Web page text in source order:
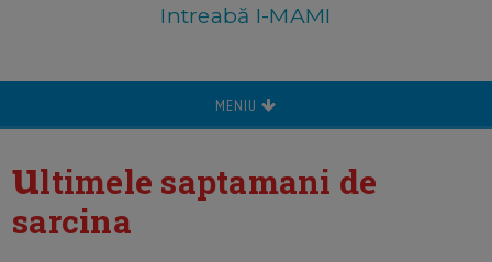
Intreabă I-MAMI
MENIU
ultimele saptamani de
sarcina